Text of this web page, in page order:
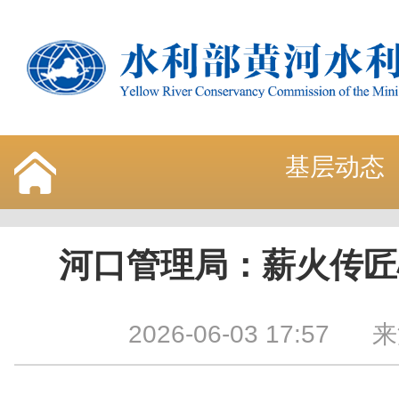
基层动态
河口管理局：薪火传
2026-06-03 17:57 来